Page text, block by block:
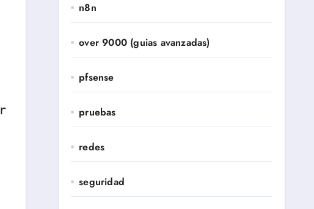
desarrolladores junior que nunca
n8n
over 9000 (guias avanzadas)
pfsense
pruebas
redes
seguridad